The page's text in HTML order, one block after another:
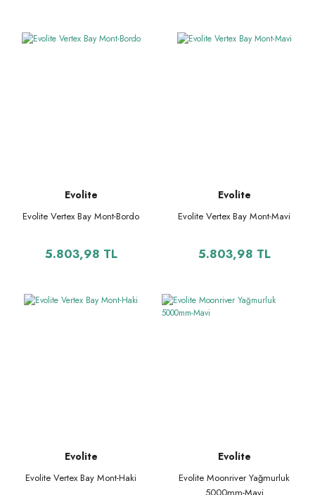
Evolite
Evolite Vertex Bay Mont-Bordo
5.803,98 TL
Evolite
Evolite Vertex Bay Mont-Mavi
5.803,98 TL
Evolite
Evolite Vertex Bay Mont-Haki
Evolite
Evolite Moonriver Yağmurluk